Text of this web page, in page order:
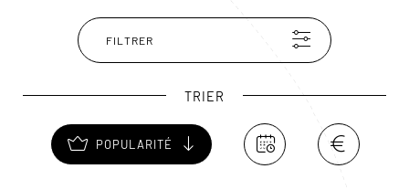
FILTRER
TRIER
POPULARITÉ